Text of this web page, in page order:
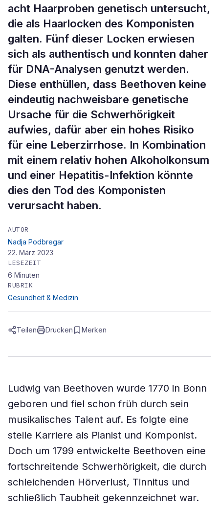
acht Haarproben genetisch untersucht,
die als Haarlocken des Komponisten
galten. Fünf dieser Locken erwiesen
sich als authentisch und konnten daher
für DNA-Analysen genutzt werden.
Diese enthüllen, dass Beethoven keine
eindeutig nachweisbare genetische
Ursache für die Schwerhörigkeit
aufwies, dafür aber ein hohes Risiko
für eine Leberzirrhose. In Kombination
mit einem relativ hohen Alkoholkonsum
und einer Hepatitis-Infektion könnte
dies den Tod des Komponisten
verursacht haben.
AUTOR
Nadja Podbregar
22. März 2023
LESEZEIT
6 Minuten
RUBRIK
Gesundheit & Medizin
Teilen Drucken Merken
Ludwig van Beethoven wurde 1770 in Bonn
geboren und fiel schon früh durch sein
musikalisches Talent auf. Es folgte eine
steile Karriere als Pianist und Komponist.
Doch um 1799 entwickelte Beethoven eine
fortschreitende Schwerhörigkeit, die durch
schleichenden Hörverlust, Tinnitus und
schließlich Taubheit gekennzeichnet war.